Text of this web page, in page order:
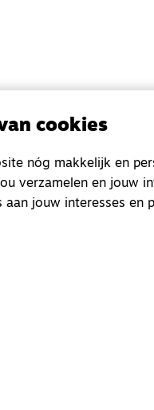
cookies
nóg makkelijk en
verzamelen en jouw
jouw interesses en